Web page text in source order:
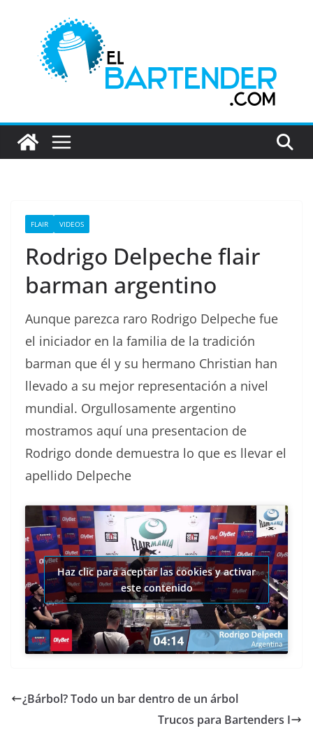
contenido
FLAIR VIDEOS
Rodrigo Delpeche flair
barman argentino
Aunque parezca raro Rodrigo Delpeche fue
el iniciador en la familia de la tradición
barman que él y su hermano Christian han
llevado a su mejor representación a nivel
mundial. Orgullosamente argentino
mostramos aquí una presentacion de
Rodrigo donde demuestra lo que es llevar el
apellido Delpeche
Haz clic para aceptar las cookies y activar
este contenido
¿Bárbol? Todo un bar dentro de un árbol
Trucos para Bartenders I